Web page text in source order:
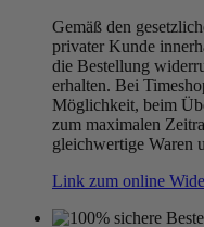
Gemäß den
privater Kunde
die Bestellung
erhalten. Bei
Möglichkeit, beim
zum maximalen
gleichwertige Waren
Link zum online